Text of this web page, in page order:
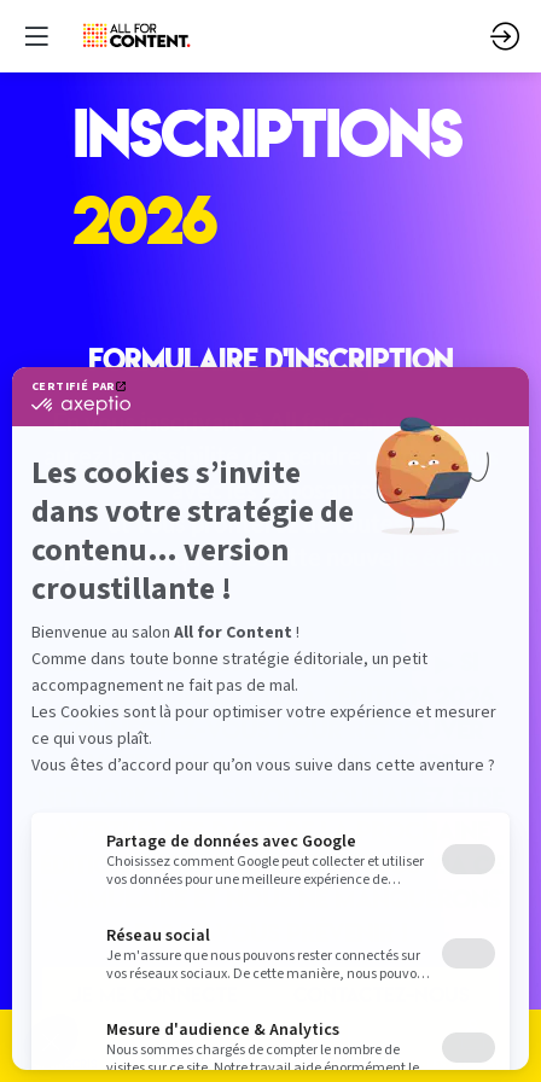
INSCRIPTIONS
2026
Formulaire d'inscription
En vous inscrivant à All for Content, vous
aurez la possibilité de prendre rendez-vous
avec les exposants
et vous profiterez de toutes les
expériences qu'offre cette nouvelle édition.
Les inscriptions sont closes. ▶ Si
vous étiez inscrit(e) à l'édition 2026,
connectez-vous pour retrouver
votre espace et continuer de
averti(e) des dates de la prochaine
édition 2027, contactez-nous via ce
pas de vous prévenir !
Je me connecte Le programme Les exposants